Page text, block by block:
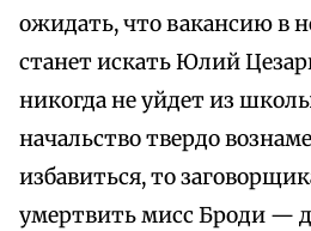
ожидать, что вакансию в
станет искать Юлий
никогда не уйдет из
начальство твердо
избавиться, то
умертвить мисс Броди —